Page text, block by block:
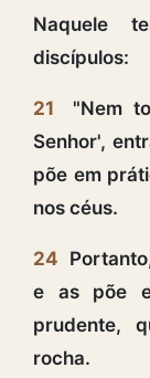
Naquele
discípulos:
21
"Nem
Senhor',
põe em
nos céus.
24
e as põe
prudente,
rocha.